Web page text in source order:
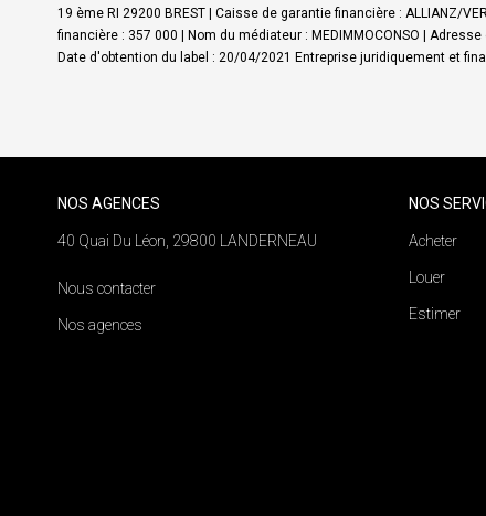
19 ème RI 29200 BREST | Caisse de garantie financière : ALLIANZ/
financière : 357 000 | Nom du médiateur : MEDIMMOCONSO |
Date d'obtention du label : 20/04/2021 Entreprise juridiquement et
NOS AGENCES
40 Quai Du Léon, 29800 LANDERNEAU
Nous contacter
Nos agences
NOS
Acheter
Louer
Estimer